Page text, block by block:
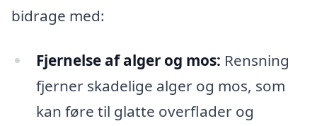
bidrage med:
Fjernelse af alger og mos: Rensning
fjerner skadelige alger og mos, som
kan føre til glatte overflader og